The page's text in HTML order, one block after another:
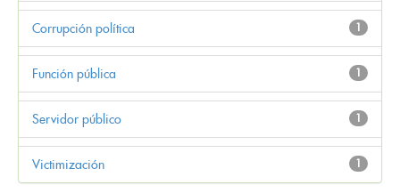
1
Corrupción política
1
Función pública
1
Servidor público
1
Victimización